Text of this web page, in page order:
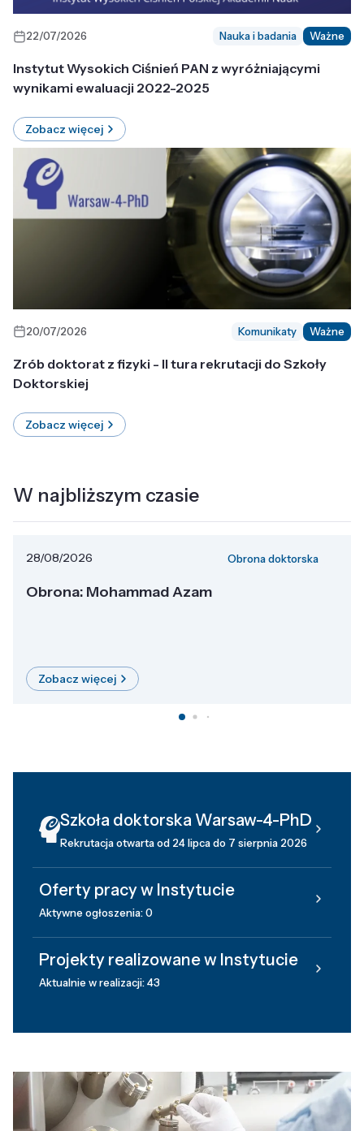
22/07/2026 Nauka i badania Ważne
Instytut Wysokich Ciśnień PAN z wyróżniającymi
wynikami ewaluacji 2022-2025
Zobacz więcej
20/07/2026 Komunikaty Ważne
Zrób doktorat z fizyki - II tura rekrutacji do Szkoły
Doktorskiej
Zobacz więcej
W najbliższym czasie
28/08/2026 Obrona doktorska
Obrona: Mohammad Azam
Zobacz więcej
Szkoła doktorska Warsaw-4-PhD
Rekrutacja otwarta od 24 lipca do 7 sierpnia 2026
Oferty pracy w Instytucie
Aktywne ogłoszenia: 0
Projekty realizowane w Instytucie
Aktualnie w realizacji: 43